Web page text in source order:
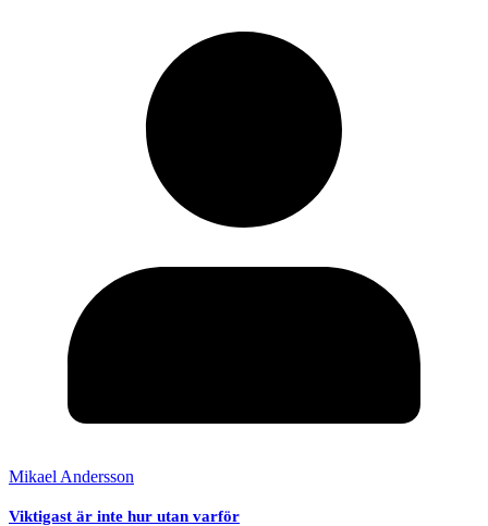
Mikael Andersson
Viktigast är inte hur utan varför